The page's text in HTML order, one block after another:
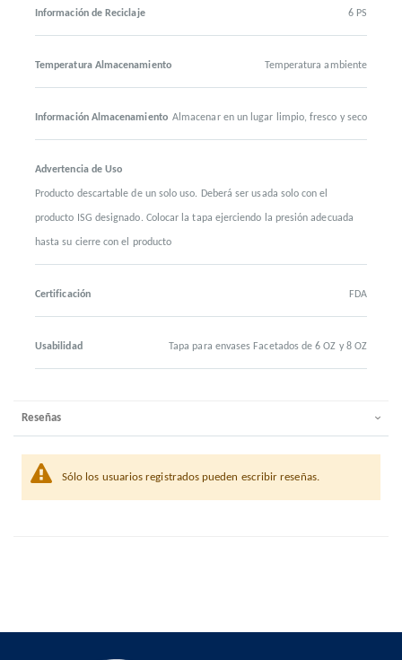
Información de Reciclaje 6 PS
Temperatura Almacenamiento Temperatura ambiente
Información Almacenamiento Almacenar en un lugar limpio, fresco y seco
Advertencia de Uso
Producto descartable de un solo uso. Deberá ser usada solo con el
producto ISG designado. Colocar la tapa ejerciendo la presión adecuada
hasta su cierre con el producto
Certificación FDA
Usabilidad Tapa para envases Facetados de 6 OZ y 8 OZ
Reseñas
Sólo los usuarios registrados pueden escribir reseñas.